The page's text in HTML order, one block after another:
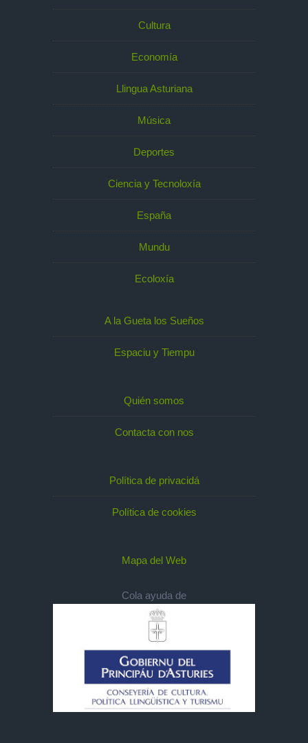
Cultura
Economía
Llingua Asturiana
Música
Deportes
Ciencia y Tecnoloxía
España
Mundu
Ecoloxía
A la Gueta los Sueños
Espaciu y Tiempu
Quién somos
Contacta con nos
Política de privacidá
Política de cookies
Mapa del Web
Cola ayuda de